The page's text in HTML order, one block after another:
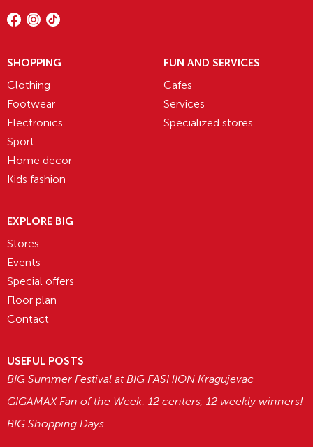
SHOPPING
Clothing
Footwear
Electronics
Sport
Home decor
Kids fashion
FUN AND SERVICES
Cafes
Services
Specialized stores
EXPLORE BIG
Stores
Events
Special offers
Floor plan
Contact
USEFUL POSTS
BIG Summer Festival at BIG FASHION Kragujevac
GIGAMAX Fan of the Week: 12 centers, 12 weekly winners!
BIG Shopping Days